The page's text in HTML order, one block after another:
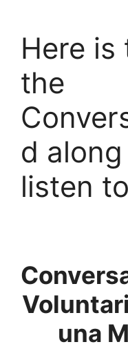
Here is
the
d
listen
una